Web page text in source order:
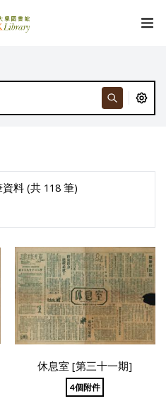
料 (共 118 筆)
休息室 [第三十一期]
4個附件